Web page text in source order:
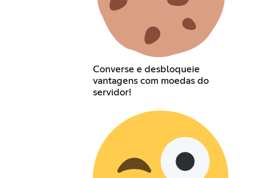
Converse e desbloqueie
vantagens com moedas do
servidor!